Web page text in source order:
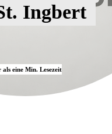
Ingbert
als eine Min. Lesezeit